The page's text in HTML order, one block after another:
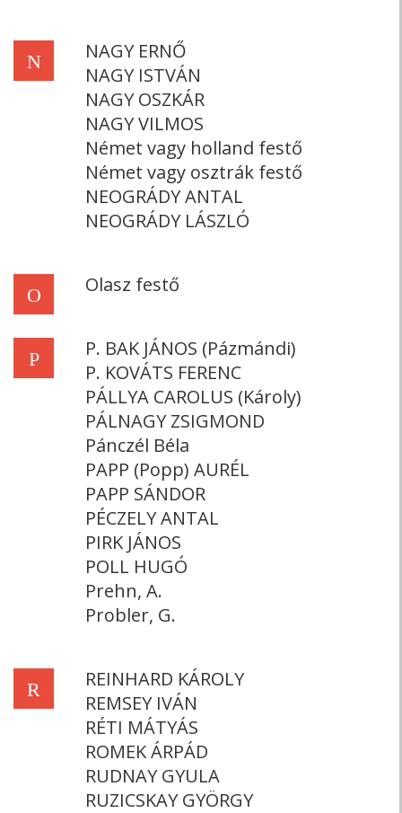
N
NAGY ERNŐ
NAGY ISTVÁN
NAGY OSZKÁR
NAGY VILMOS
Német vagy holland festő
Német vagy osztrák festő
NEOGRÁDY ANTAL
NEOGRÁDY LÁSZLÓ
O Olasz festő
P
P. BAK JÁNOS (Pázmándi)
P. KOVÁTS FERENC
PÁLLYA CAROLUS (Károly)
PÁLNAGY ZSIGMOND
Pánczél Béla
PAPP (Popp) AURÉL
PAPP SÁNDOR
PÉCZELY ANTAL
PIRK JÁNOS
POLL HUGÓ
Prehn, A.
Probler, G.
R
REINHARD KÁROLY
REMSEY IVÁN
RÉTI MÁTYÁS
ROMEK ÁRPÁD
RUDNAY GYULA
RUZICSKAY GYÖRGY